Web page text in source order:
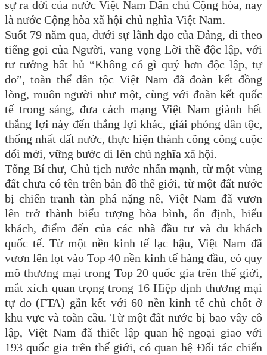
sự ra đời của nước Việt Nam Dân chủ Cộng hòa, nay
là nước Cộng hòa xã hội chủ nghĩa Việt Nam.
Suốt 79 năm qua, dưới sự lãnh đạo của Đảng, đi theo
tiếng gọi của Người, vang vọng Lời thề độc lập, với
tư tưởng bất hủ “Không có gì quý hơn độc lập, tự
do”, toàn thể dân tộc Việt Nam đã đoàn kết đồng
lòng, muôn người như một, cùng với đoàn kết quốc
tế trong sáng, đưa cách mạng Việt Nam giành hết
thắng lợi này đến thắng lợi khác, giải phóng dân tộc,
thống nhất đất nước, thực hiện thành công công cuộc
đổi mới, vững bước đi lên chủ nghĩa xã hội.
Tổng Bí thư, Chủ tịch nước nhấn mạnh, từ một vùng
đất chưa có tên trên bản đồ thế giới, từ một đất nước
bị chiến tranh tàn phá nặng nề, Việt Nam đã vươn
lên trở thành biểu tượng hòa bình, ổn định, hiếu
khách, điểm đến của các nhà đầu tư và du khách
quốc tế. Từ một nền kinh tế lạc hậu, Việt Nam đã
vươn lên lọt vào Top 40 nền kinh tế hàng đầu, có quy
mô thương mại trong Top 20 quốc gia trên thế giới,
mắt xích quan trọng trong 16 Hiệp định thương mại
tự do (FTA) gắn kết với 60 nền kinh tế chủ chốt ở
khu vực và toàn cầu. Từ một đất nước bị bao vây cô
lập, Việt Nam đã thiết lập quan hệ ngoại giao với
193 quốc gia trên thế giới, có quan hệ Đối tác chiến